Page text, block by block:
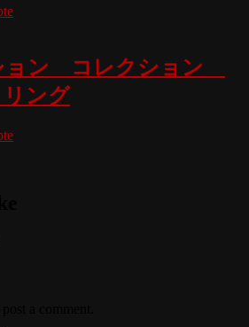
ョン コレクション
ング